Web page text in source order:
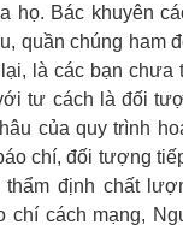
họ. Bác khuyên
quần chúng ham
là các bạn
tư cách là đối
của quy trình
chí, đối tượng
định chất
chí cách mạng,